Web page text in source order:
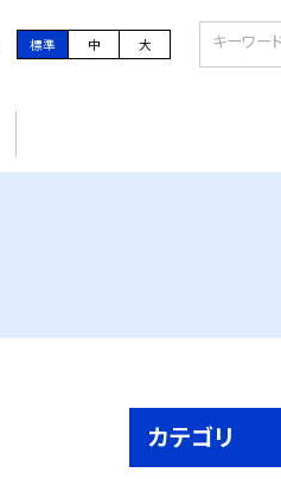
標準 中 大
カテゴリ